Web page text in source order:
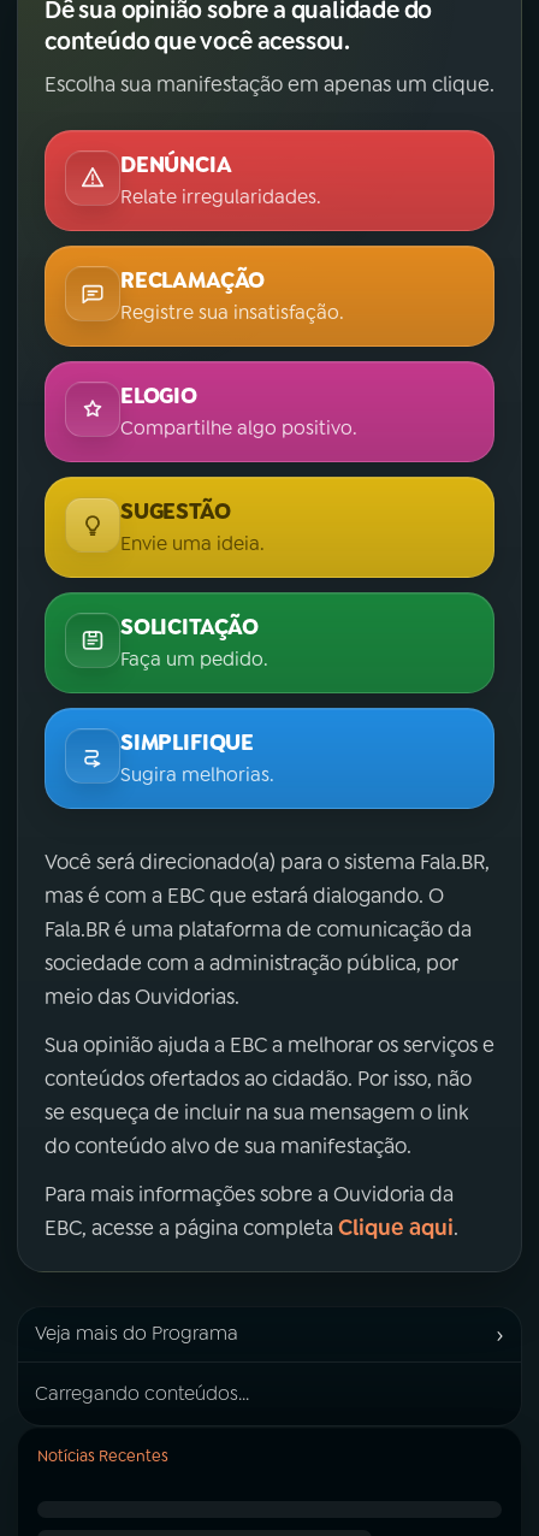
Dê sua opinião sobre a qualidade do
conteúdo que você acessou.
Escolha sua manifestação em apenas um clique.
DENÚNCIA
Relate irregularidades.
RECLAMAÇÃO
Registre sua insatisfação.
ELOGIO
Compartilhe algo positivo.
SUGESTÃO
Envie uma ideia.
SOLICITAÇÃO
Faça um pedido.
SIMPLIFIQUE
Sugira melhorias.
Você será direcionado(a) para o sistema Fala.BR,
mas é com a EBC que estará dialogando. O
Fala.BR é uma plataforma de comunicação da
sociedade com a administração pública, por
meio das Ouvidorias.
Sua opinião ajuda a EBC a melhorar os serviços e
conteúdos ofertados ao cidadão. Por isso, não
se esqueça de incluir na sua mensagem o link
do conteúdo alvo de sua manifestação.
Para mais informações sobre a Ouvidoria da
EBC, acesse a página completa Clique aqui.
Veja mais do Programa ›
Carregando conteúdos...
Notícias Recentes